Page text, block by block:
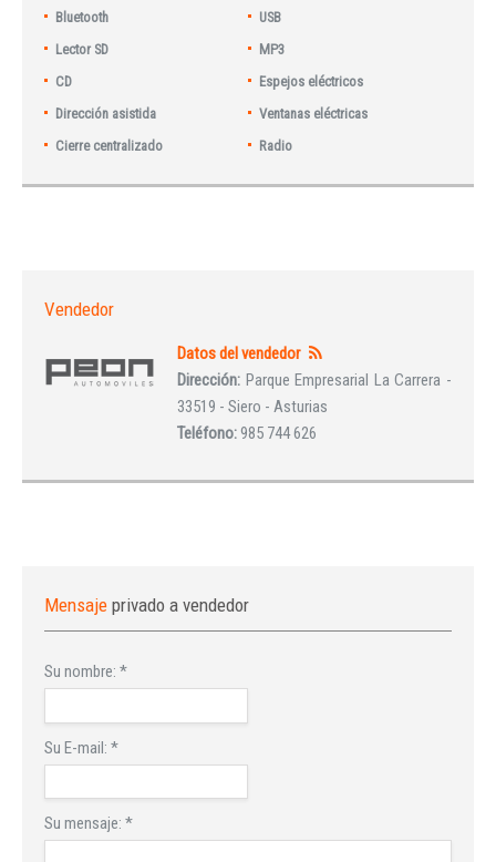
Bluetooth
USB
Lector SD
MP3
CD
Espejos eléctricos
Dirección asistida
Ventanas eléctricas
Cierre centralizado
Radio
Vendedor
Datos del vendedor
Dirección: Parque Empresarial La Carrera -
33519 - Siero - Asturias
Teléfono:985 744 626
Mensaje privado a vendedor
Su nombre: *
Su E-mail: *
Su mensaje: *